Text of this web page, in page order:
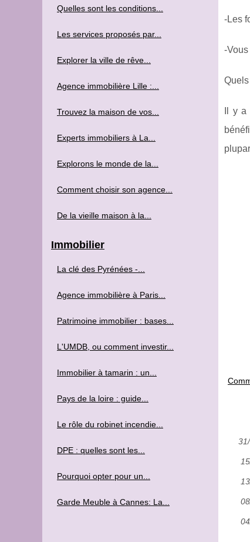
-Les
-
Il y
Quelles sont les conditions...
Les services proposés par...
Explorer la ville de rêve...
Agence immobilière Lille :...
Trouvez la maison de vos...
Experts immobiliers à La...
Explorons le monde de la...
Comment choisir son agence...
De la vieille maison à la...
Immobilier
La clé des Pyrénées -...
Agence immobilière à Paris...
Patrimoine immobilier : bases...
L'UMDB, ou comment investir...
Immobilier à tamarin : un...
Pays de la loire : guide...
Le rôle du robinet incendie...
DPE : quelles sont les...
Pourquoi opter pour un...
Garde Meuble à Cannes: La...